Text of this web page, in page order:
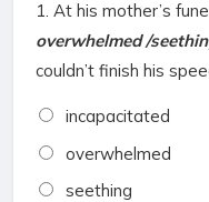
1. At his mother’s
overwhelmed /
couldn’t finish his
incapacitated
overwhelmed
seething